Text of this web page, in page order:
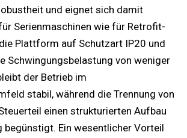
und eignet sich damit
Serienmaschinen wie für Retrofit-
Plattform auf Schutzart IP20 und
Schwingungsbelastung von weniger
der Betrieb im
stabil, während die Trennung von
einen strukturierten Aufbau
begünstigt. Ein wesentlicher Vorteil